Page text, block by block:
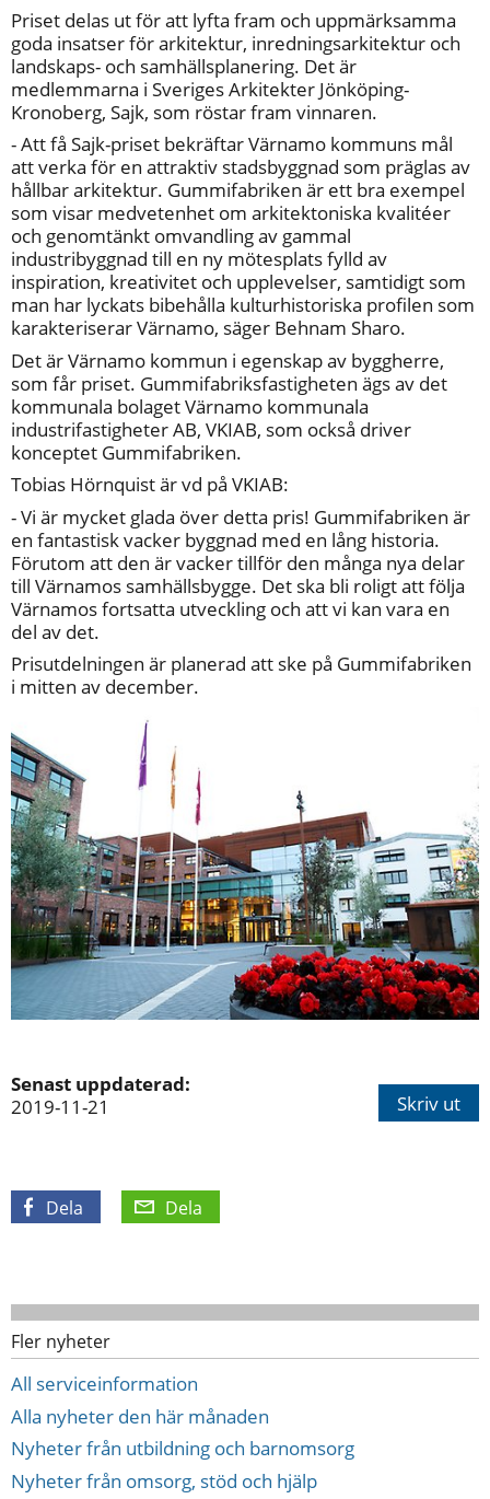
Priset delas ut för att lyfta fram och uppmärksamma
goda insatser för arkitektur, inredningsarkitektur och
landskaps- och samhällsplanering. Det är
medlemmarna i Sveriges Arkitekter Jönköping-
Kronoberg, Sajk, som röstar fram vinnaren.
- Att få Sajk-priset bekräftar Värnamo kommuns mål
att verka för en attraktiv stadsbyggnad som präglas av
hållbar arkitektur. Gummifabriken är ett bra exempel
som visar medvetenhet om arkitektoniska kvalitéer
och genomtänkt omvandling av gammal
industribyggnad till en ny mötesplats fylld av
inspiration, kreativitet och upplevelser, samtidigt som
man har lyckats bibehålla kulturhistoriska profilen som
karakteriserar Värnamo, säger Behnam Sharo.
Det är Värnamo kommun i egenskap av byggherre,
som får priset. Gummifabriksfastigheten ägs av det
kommunala bolaget Värnamo kommunala
industrifastigheter AB, VKIAB, som också driver
konceptet Gummifabriken.
Tobias Hörnquist är vd på VKIAB:
- Vi är mycket glada över detta pris! Gummifabriken är
en fantastisk vacker byggnad med en lång historia.
Förutom att den är vacker tillför den många nya delar
till Värnamos samhällsbygge. Det ska bli roligt att följa
Värnamos fortsatta utveckling och att vi kan vara en
del av det.
Prisutdelningen är planerad att ske på Gummifabriken
i mitten av december.
Senast uppdaterad:
2019-11-21
Skriv ut
Dela Dela
Fler nyheter
All serviceinformation
Alla nyheter den här månaden
Nyheter från utbildning och barnomsorg
Nyheter från omsorg, stöd och hjälp